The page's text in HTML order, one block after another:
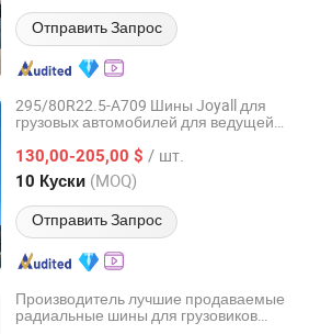
Отправить Запрос
295/80R22.5-A709 Шины Joyall для
грузовых автомобилей для ведущей
130,00-205,00 $ / шт.
10 Куски (MOQ)
Отправить Запрос
Ltd.
с 2021
Производитель лучшие продаваемые
радиальные шины для грузовиков